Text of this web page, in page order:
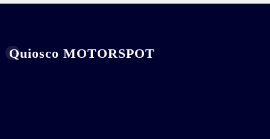
Quiosco MOTORSPOT